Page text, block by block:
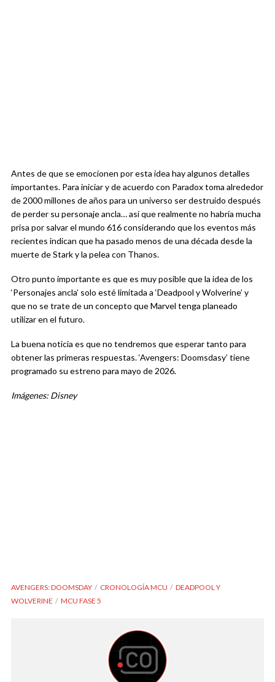
Antes de que se emocionen por esta idea hay algunos detalles
importantes. Para iniciar y de acuerdo con Paradox toma alrededor
de 2000 millones de años para un universo ser destruido después
de perder su personaje ancla… así que realmente no habría mucha
prisa por salvar el mundo 616 considerando que los eventos más
recientes indican que ha pasado menos de una década desde la
muerte de Stark y la pelea con Thanos.
Otro punto importante es que es muy posible que la idea de los
‘Personajes ancla’ solo esté limitada a ‘Deadpool y Wolverine’ y
que no se trate de un concepto que Marvel tenga planeado
utilizar en el futuro.
La buena noticia es que no tendremos que esperar tanto para
obtener las primeras respuestas. ‘Avengers: Doomsdasy’ tiene
programado su estreno para mayo de 2026.
Imágenes: Disney
AVENGERS: DOOMSDAY CRONOLOGÍA MCU
DEADPOOL Y
WOLVERINE
MCU FASE 5